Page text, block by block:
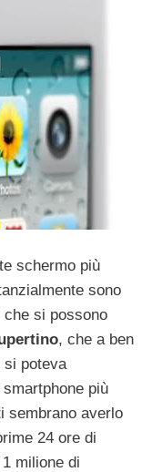
schermo più
sono
che si possono
, che a ben
si poteva
più
sembrano averlo
24 ore di
milione di